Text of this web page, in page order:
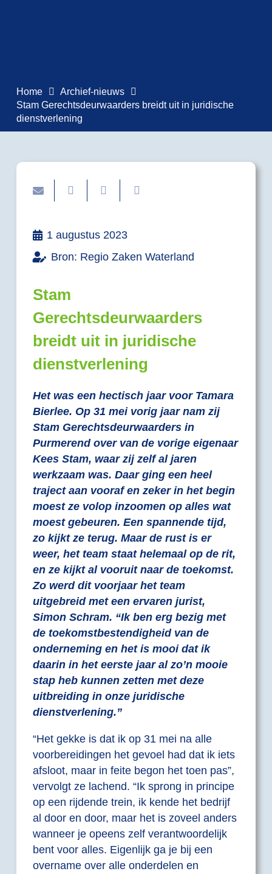
Home
Archief-nieuws
Stam Gerechtsdeurwaarders breidt uit in juridische
dienstverlening
1 augustus 2023
Bron: Regio Zaken Waterland
Stam
Gerechtsdeurwaarders
breidt uit in juridische
dienstverlening
Het was een hectisch jaar voor Tamara
Bierlee. Op 31 mei vorig jaar nam zij
Stam Gerechtsdeurwaarders in
Purmerend over van de vorige eigenaar
Kees Stam, waar zij zelf al jaren
werkzaam was. Daar ging een heel
traject aan vooraf en zeker in het begin
moest ze volop inzoomen op alles wat
moest gebeuren. Een spannende tijd,
zo kijkt ze terug. Maar de rust is er
weer, het team staat helemaal op de rit,
en ze kijkt al vooruit naar de toekomst.
Zo werd dit voorjaar het team
uitgebreid met een ervaren jurist,
Simon Schram. “Ik ben erg bezig met
de toekomstbestendigheid van de
onderneming en het is mooi dat ik
daarin in het eerste jaar al zo’n mooie
stap heb kunnen zetten met deze
uitbreiding in onze juridische
dienstverlening.”
“Het gekke is dat ik op 31 mei na alle
voorbereidingen het gevoel had dat ik iets
afsloot, maar in feite begon het toen pas”,
vervolgt ze lachend. “Ik sprong in principe
op een rijdende trein, ik kende het bedrijf
al door en door, maar het is zoveel anders
wanneer je opeens zelf verantwoordelijk
bent voor alles. Eigenlijk ga je bij een
overname over alle onderdelen en